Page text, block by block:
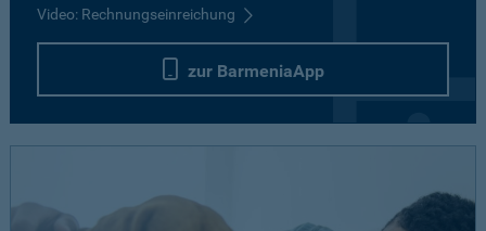
Video: Rechnungseinreichung
zur BarmeniaApp